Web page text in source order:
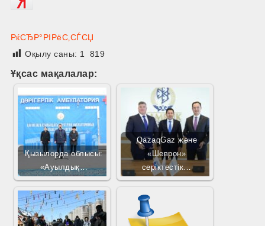
РќСЂР°РІРёС‚СЃСЏ
Оқылу саны: 1 819
Ұқсас мақалалар:
Қызылорда облысы:
«Ауылдық…
QazaqGaz және
«Шеврон»
серіктестік…